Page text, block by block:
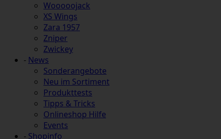
Wooooojack
XS Wings
Zara 1957
Zniper
Zwickey
- News
Sonderangebote
Neu im Sortiment
Produkttests
Tipps & Tricks
Onlineshop Hilfe
Events
- Shopinfo